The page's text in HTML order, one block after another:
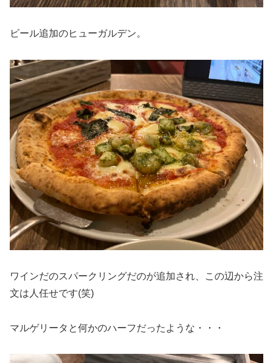
ビール追加のヒューガルデン。
ワインだのスパークリングだのが追加され、この辺から注
文は人任せです(笑)
マルゲリータと何かのハーフだったような・・・